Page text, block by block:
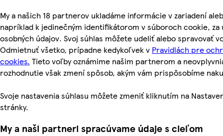
My a našich 18 partnerov ukladáme informácie v zariadení
napríklad k jedinečným identifikátorom v súboroch cookie,
osobných údajov. Svoj súhlas môžete udeliť alebo spravovať
Odmietnuť všetko, prípadne kedykoľvek v Pravidlách pre
cookies. Tieto voľby oznámime našim partnerom a
rozhodnutie však zmení spôsob, akým vám prispôsobíme
Svoje nastavenia súhlasu môžete zmeniť kliknutím na
stránky.
My a naši partneri spracúvame údaje s cieľom